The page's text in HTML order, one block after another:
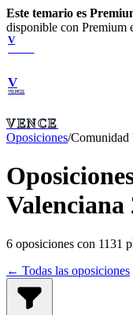
Este temario es
disponible con Premium
V
V
VENCE
VENCE
Oposiciones/Comunidad
Valenciana
6 oposiciones con 1131
← Todas las oposiciones